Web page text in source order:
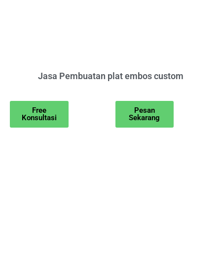
Jasa Pembuatan plat embos custom
Free
Konsultasi
Pesan
Sekarang